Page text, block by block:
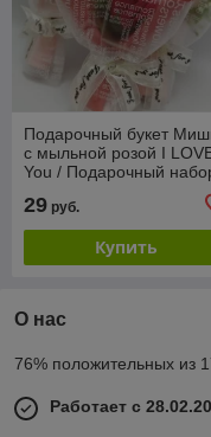
Подарочный букет
с мыльной розой I
You / Подарочный
29 руб.
Купить
О нас
76% положительных из
Работает с